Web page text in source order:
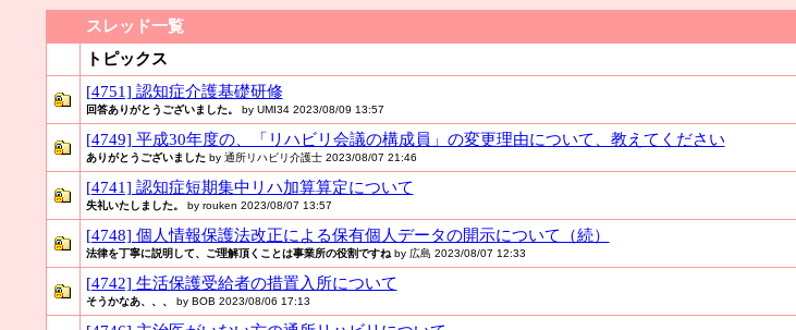
スレッド一覧
トピックス
[4751] 認知症介護基礎研修
回答ありがとうございました。 by UMI34 2023/08/09 13:57
[4749] 平成30年度の、「リハビリ会議の構成員」の変更理由について、教えてください
ありがとうございました by 通所リハビリ介護士 2023/08/07 21:46
[4741] 認知症短期集中リハ加算算定について
失礼いたしました。 by rouken 2023/08/07 13:57
[4748] 個人情報保護法改正による保有個人データの開示について（続）
法律を丁寧に説明して、ご理解頂くことは事業所の役割ですねby 広島 2023/08/07 12:33
[4742] 生活保護受給者の措置入所について
そうかなあ、、、 by BOB 2023/08/06 17:13